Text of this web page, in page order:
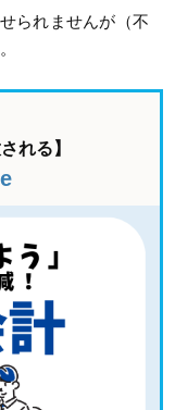
られませんが（不
れる】